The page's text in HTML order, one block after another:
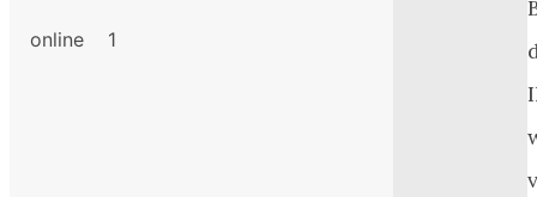
online 1